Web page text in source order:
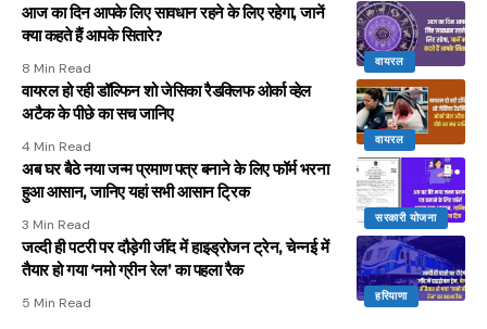
वायरल
आज का दिन आपके लिए सावधान रहने के लिए रहेगा, जानें
क्या कहते हैं आपके सितारे?
8 Min Read
वायरल
वायरल हो रही डॉल्फिन शो जेसिका रैडक्लिफ ओर्का व्हेल
अटैक के पीछे का सच जानिए
4 Min Read
सरकारी योजना
अब घर बैठे नया जन्म प्रमाण पत्र बनाने के लिए फॉर्म भरना
हुआ आसान, जानिए यहां सभी आसान ट्रिक
3 Min Read
हरियाणा
जल्दी ही पटरी पर दौड़ेगी जींद में हाइड्रोजन ट्रेन, चेन्नई में
तैयार हो गया ‘नमो ग्रीन रेल’ का पहला रैक
5 Min Read